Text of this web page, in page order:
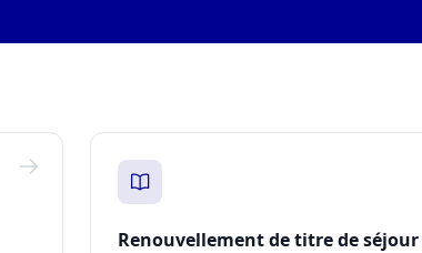
Renouvellement de titre de séjour